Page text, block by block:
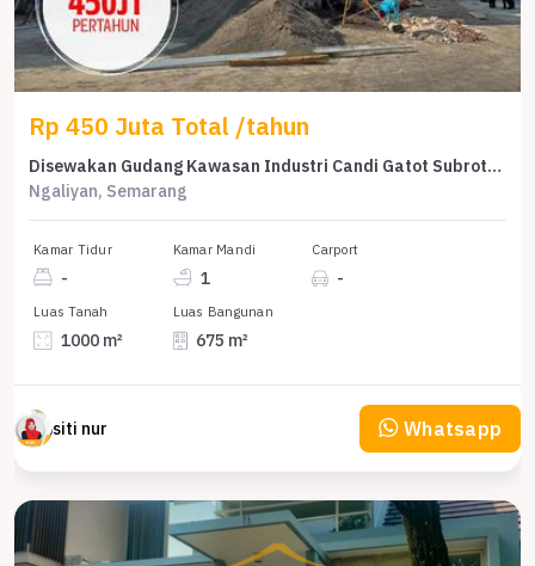
Rp 450 Juta Total /tahun
Disewakan Gudang Kawasan Industri Candi Gatot Subroto Semarang
Ngaliyan, Semarang
Kamar Tidur
-
Kamar Mandi
1
Carport
-
Luas Tanah
1000 m²
Luas Bangunan
675 m²
siti nur Whatsapp